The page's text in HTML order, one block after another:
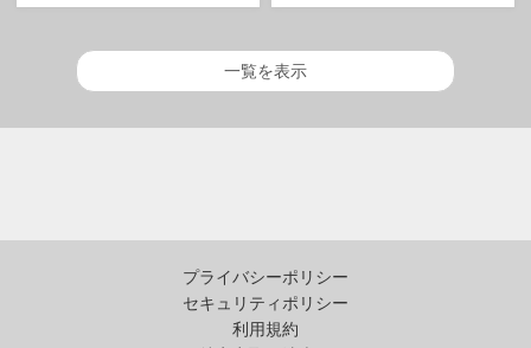
一覧を表示
プライバシーポリシー
セキュリティポリシー
利用規約